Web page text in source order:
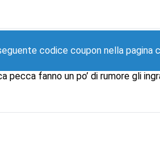
fanno un po’ di rumore gli
carrello:TRS
codice coupon nella pagina